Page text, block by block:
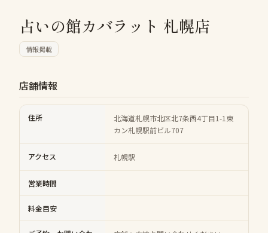
占いの館カバラット 札幌店
情報掲載
店舗情報
住所
北海道札幌市北区北7条西4丁目1-1東
カン札幌駅前ビル707
アクセス 札幌駅
営業時間
料金目安